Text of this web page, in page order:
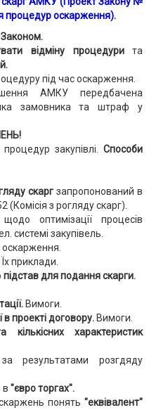
процедур оскарження).
відміну процедурита
під час оскарження.
АМКУ передбачена
замовника та штраф у
процедур закупівлі.Способи
скарг запропонований в
з рогляду скарг).
щодо оптимізації процесів
системі закупівель.
приклади.
підстав для подання скарги.
Вимоги.
в проекті договору. Вимоги.
кількісних характеристик
за результатами розгдяду
в "євро торгах".
понять"еквівалент"